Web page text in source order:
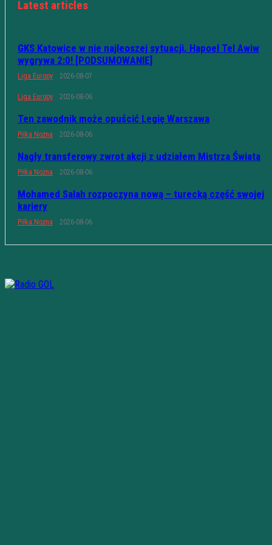
Latest articles
GKS Katowice w nie najleoszej sytuacji. Hapoel Tel Awiw
wygrywa 2:0! [PODSUMOWANIE]
Liga Europy 2026-08-07
Liga Europy 2026-08-06
Ten zawodnik może opuścić Legię Warszawa
Piłka Nożna 2026-08-06
Nagły transferowy zwrot akcji z udziałem Mistrza Świata
Piłka Nożna 2026-08-06
Mohamed Salah rozpoczyna nową – turecką część swojej
kariery
Piłka Nożna 2026-08-06